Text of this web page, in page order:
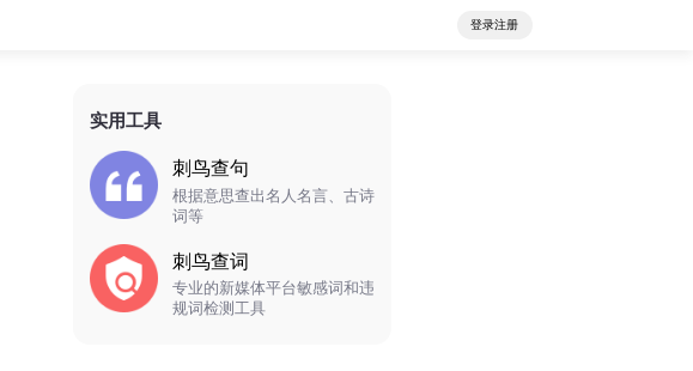
登录注册
实用工具
刺鸟查句
根据意思查出名人名言、古诗
词等
刺鸟查词
专业的新媒体平台敏感词和违
规词检测工具